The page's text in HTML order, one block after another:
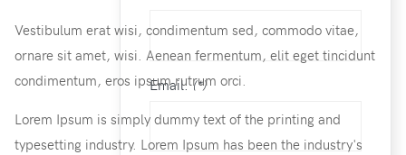
Email: (*)
Vestibulum erat wisi, condimentum sed, commodo vitae,
ornare sit amet, wisi. Aenean fermentum, elit eget tincidunt
condimentum, eros ipsum rutrum orci.
Lorem Ipsum is simply dummy text of the printing and
typesetting industry. Lorem Ipsum has been the industry's